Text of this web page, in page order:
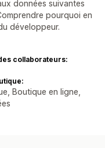
données suivantes
pourquoi en
développeur.
collaborateurs:
Boutique en ligne,